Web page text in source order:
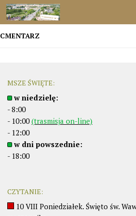
Przejdź do treści
CMENTARZ
MSZE ŚWIĘTE:
w niedzielę:
- 8:00
- 10:00(trasmisja on-line)
- 12:00
w dni powszednie:
- 18:00
CZYTANIE:
10 VIII Poniedziałek. Święto św.